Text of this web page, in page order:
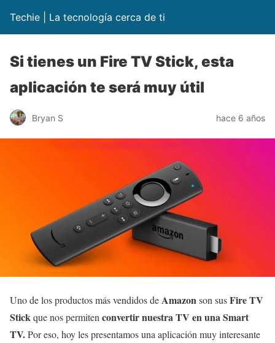
Techie | La tecnología cerca de ti
Si tienes un Fire TV Stick, esta
aplicación te será muy útil
Bryan S hace 6 años
Uno de los productos más vendidos deAmazonson susFire TV
Stickque nos permiten convertir nuestra TV en una Smart
TV.Por eso, hoy les presentamos una aplicación muy interesante